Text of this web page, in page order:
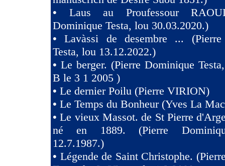
• Laus au Proufessour
Dominique Testa, lou 30.03.2020.)
•Lavàssi de desembre ...
Testa, lou 13.12.2022.)
• Le berger. (Pierre Dominique
B le 3 1 2005 )
• Le dernier Poilu (Pierre VIRION)
• Le Temps du Bonheur (Yves La
•Le vieux Massot. de St Pierre
né en 1889. (Pierre
12.7.1987.)
• Légende de Saint Christophe.